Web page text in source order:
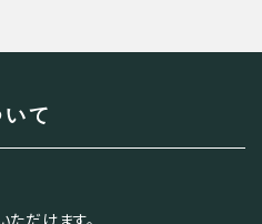
て
だけます。